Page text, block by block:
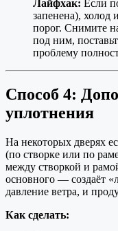
Лайфхак: Если
запенена), холод
порог. Снимите
под ним,
проблему
Способ 4:
уплотнения
На некоторых дверях
(по створке или по
между створкой и
основного — создаёт
давление ветра, и
Как сделать: